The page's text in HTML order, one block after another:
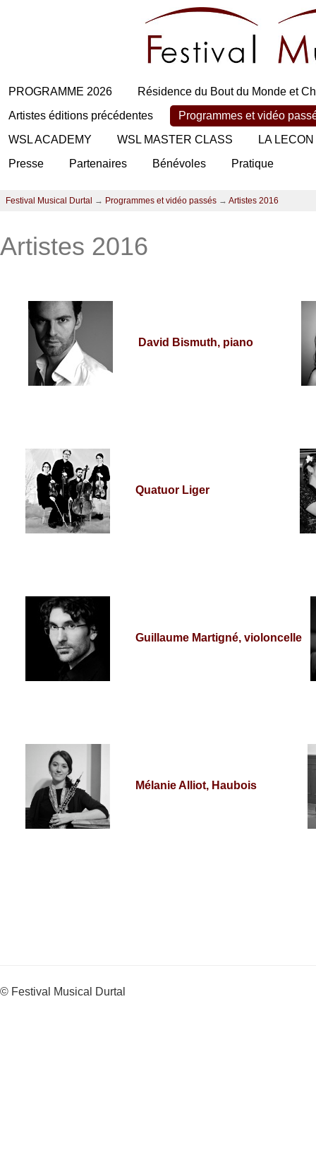
PROGRAMME 2026
Résidence du Bout du Monde et
Artistes éditions précédentes
Programmes et vidéo
WSL ACADEMY
WSL MASTER CLASS
LA
Presse
Partenaires Bénévoles Pratique
Festival Musical Durtal → Programmes et vidéo passés → Artistes 2016
Artistes 2016
David Bismuth, piano
Quatuor Liger
Guillaume Martigné, violoncelle
Mélanie Alliot, Haubois
© Festival Musical Durtal